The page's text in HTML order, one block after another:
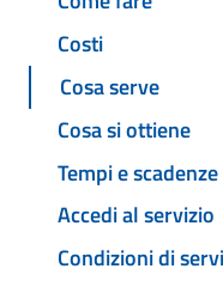
Costi
Cosa serve
Cosa si ottiene
Tempi e scadenze
Accedi al servizio
Condizioni di